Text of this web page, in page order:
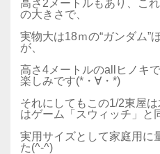
高さ2メートルもあり、こ
の大きさで、
実物大は18ｍの“ガンダム”
が、
高さ4メートルのallヒノキ
楽しみです(*・∀・*)
それにしてもこの1/2東屋は
はゲーム「スウィッチ」と
実用サイズとして家庭用に
た(^-^)